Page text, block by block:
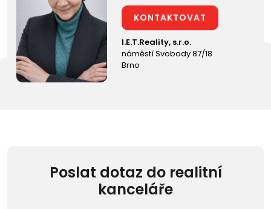
KONTAKTOVAT
I.E.T.Reality, s.r.o.
náměstí Svobody 87/18
Brno
Poslat dotaz do realitní
kanceláře